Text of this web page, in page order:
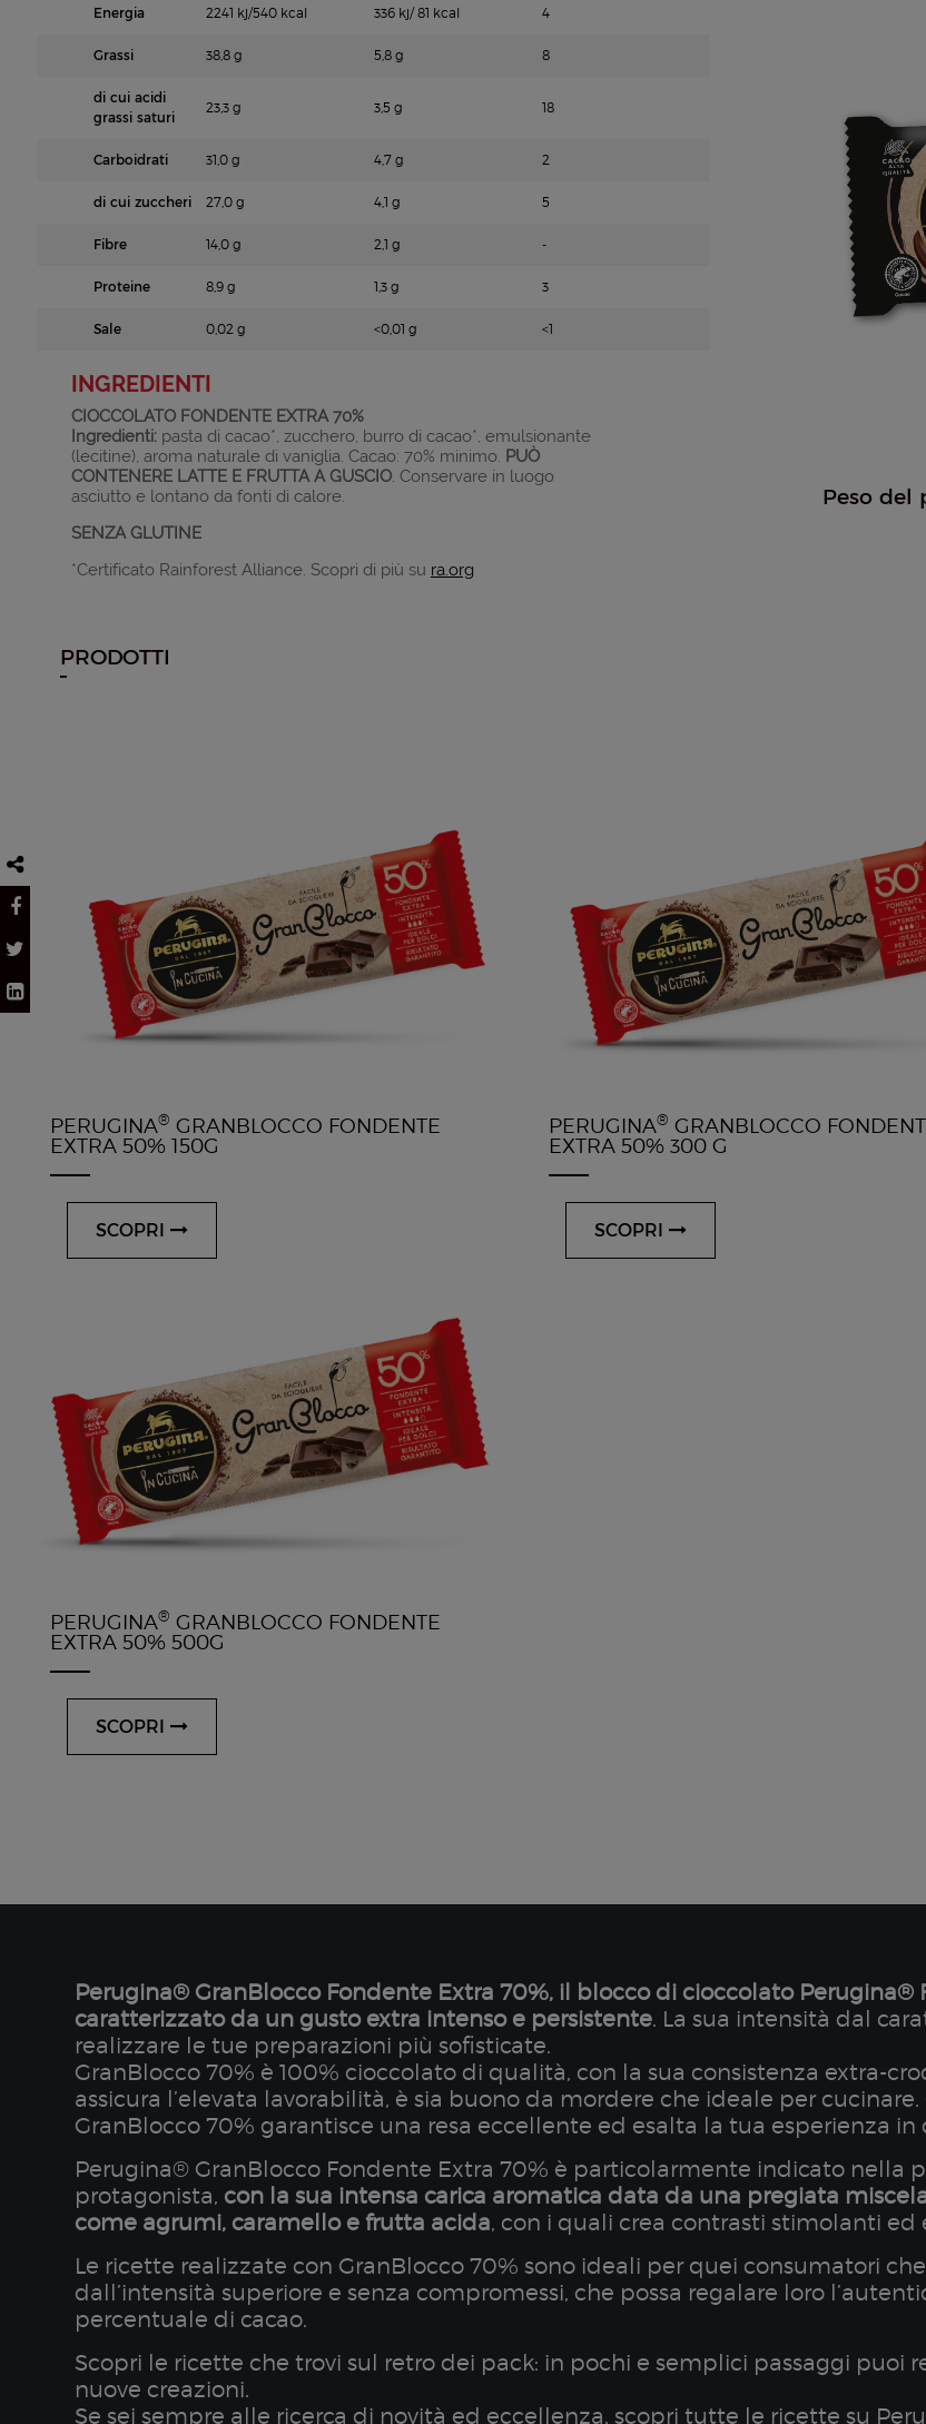
Energia 2241 kj/540 kcal 336 kj/ 81 kcal 4
Grassi 38,8 g 5,8 g 8
di cui acidi
grassi saturi
23,3 g 3,5 g 18
Carboidrati 31,0 g 4,7 g 2
di cui zuccheri 27,0 g 4,1 g 5
Fibre 14,0 g 2,1 g -
Proteine 8,9 g 1,3 g 3
Sale 0,02 g <0,01 g <1
INGREDIENTI
CIOCCOLATO FONDENTE EXTRA 70%
Ingredienti: pasta di cacao*, zucchero, burro di cacao*, emulsionante
(lecitine), aroma naturale di vaniglia. Cacao: 70% minimo. PUÒ
CONTENERE LATTE E FRUTTA A GUSCIO. Conservare in luogo
asciutto e lontano da fonti di calore.
SENZA GLUTINE
*Certificato Rainforest Alliance. Scopri di più su ra.org
Peso del
PRODOTTI
PERUGINA® GRANBLOCCO FONDENTE
EXTRA 50% 150G
SCOPRI
PERUGINA® GRANBLOCCO
EXTRA 50% 300 G
SCOPRI
PERUGINA® GRANBLOCCO FONDENTE
EXTRA 50% 500G
SCOPRI
Perugina® GranBlocco Fondente Extra 70%, il blocco di cioccolato Perugina®
caratterizzato da un gusto extra intenso e persistente. La sua intensità dal
realizzare le tue preparazioni più sofisticate.
GranBlocco 70% è 100% cioccolato di qualità, con la sua consistenza extra-
assicura l’elevata lavorabilità, è sia buono da mordere che ideale per
GranBlocco 70% garantisce una resa eccellente ed esalta la tua esperienza in
Perugina® GranBlocco Fondente Extra 70% è particolarmente indicato nella
protagonista, con la sua intensa carica aromatica data da una pregiata
come agrumi, caramello e frutta acida, con i quali crea contrasti stimolanti ed
Le ricette realizzate con GranBlocco 70% sono ideali per quei consumatori
dall’intensità superiore e senza compromessi, che possa regalare loro
percentuale di cacao.
Scopri le ricette che trovi sul retro dei pack: in pochi e semplici passaggi puoi
nuove creazioni.
Se sei sempre alle ricerca di novità ed eccellenza, scopri tutte le ricette su